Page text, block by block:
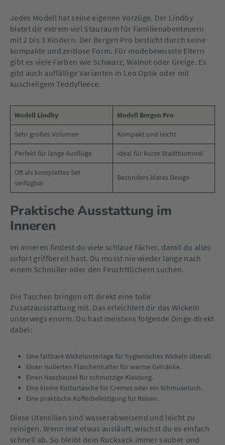
Jedes Modell hat seine eigenen Vorzüge. Der Lindby
bietet dir extrem viel Stauraum für Familienabenteuern
mit 2 bis 3 Kindern. Der Bergen Pro besticht durch seine
kompakte und zeitlose Form. Für modebewusste Eltern
gibt es viele Farben wie Schwarz, Walnut oder Greige. Es
gibt auch auffällige Varianten in Leo Optik oder mit
kuscheligem Teddyfleece.
Modell Lindby Modell Bergen Pro
Sehr großes Volumen Kompakt und leicht
Perfekt für lange Ausflüge Ideal für kurze Stadtbummel
Oft als komplettes Set
verfügbar
Besonders klares Design
Praktische Ausstattung im
Inneren
Im Inneren findest du viele schlaue Fächer, damit du alles
sofort griffbereit hast. Du musst nie wieder lange nach
einem Schnuller oder den Feuchttüchern suchen.
Die Taschen bringen oft direkt eine tolle
Zusatzausstattung mit. Das erleichtert dir das Wickeln
unterwegs enorm. Du hast meistens folgende Dinge direkt
dabei:
Eine faltbare Wickelunterlage für hygienisches Wickeln überall.
Einen isolierten Flaschenhalter für warme Getränke.
Einen Nassbeutel für schmutzige Kleidung.
Eine kleine Kulturtasche für Cremes oder ein Schmusetuch.
Eine praktische Kofferbefestigung für Reisen.
Diese Utensilien sind wasserabweisend und leicht zu
reinigen. Wenn mal etwas ausläuft, wischst du es einfach
schnell ab. So bleibt dein Rucksack immer sauber und